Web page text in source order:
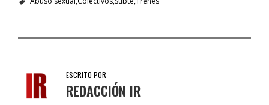
ESCRITO POR
REDACCIÓN IR